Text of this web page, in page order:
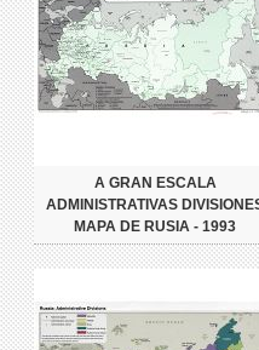
A GRAN ESCALA
ADMINISTRATIVAS
MAPA DE RUSIA - 1993